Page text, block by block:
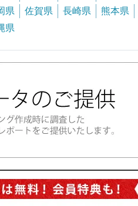
県 佐賀県 長崎県 熊本県
県